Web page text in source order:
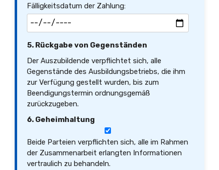
Fälligkeitsdatum der Zahlung:
5. Rückgabe von Gegenständen
Der Auszubildende verpflichtet sich, alle
Gegenstände des Ausbildungsbetriebs, die ihm
zur Verfügung gestellt wurden, bis zum
Beendigungstermin ordnungsgemäß
zurückzugeben.
6. Geheimhaltung
Beide Parteien verpflichten sich, alle im Rahmen
der Zusammenarbeit erlangten Informationen
vertraulich zu behandeln.